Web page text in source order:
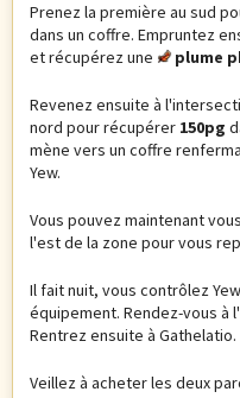
Prenez la première au sud
dans un coffre. Empruntez
et récupérez une
plume
Revenez ensuite à
nord pour récupérer 150pg
mène vers un coffre
Yew.
Vous pouvez maintenant
l'est de la zone pour vous
Il fait nuit, vous contrôlez
équipement. Rendez-vous à
Rentrez ensuite à Gathelatio.
Veillez à acheter les deux